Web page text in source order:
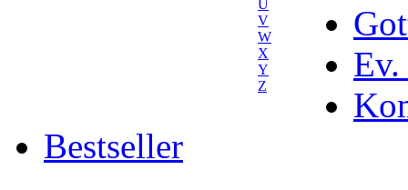
U
V
W
X
Y
Z
Ev.
Bestseller